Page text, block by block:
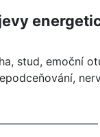
stud, emoční